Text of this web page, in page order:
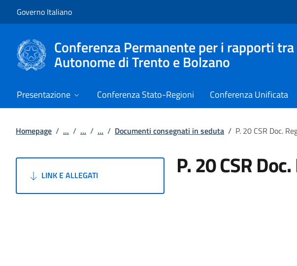
Governo Italiano
Conferenza Permanente per i rapporti
Autonome di Trento e Bolzano
Presentazione Conferenza Stato-Regioni Conferenza Unificata
Homepage / ... / ... / ... / Documenti consegnati in seduta / P. 20 CSR Doc.
LINK E ALLEGATI P. 20 CSR